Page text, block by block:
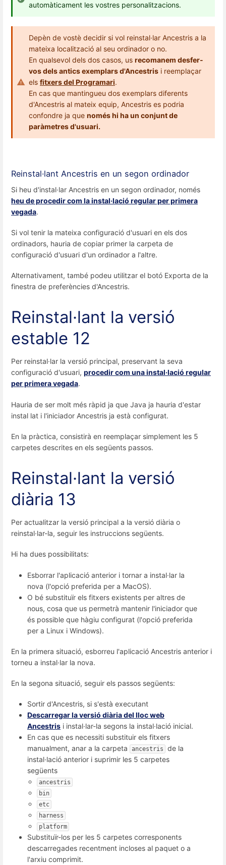
automàticament les vostres personalitzacions.
Depèn de vostè decidir si vol reinstal·lar Ancestris a la
mateixa localització al seu ordinador o no.
En qualsevol dels dos casos, us recomanem desfer-
vos dels antics exemplars d'Ancestris i reemplaçar
els fitxers del Programari.
En cas que mantingueu dos exemplars diferents
d'Ancestris al mateix equip, Ancestris es podria
confondre ja que només hi ha un conjunt de
paràmetres d'usuari.
Reinstal·lant Ancestris en un segon ordinador
Si heu d'instal·lar Ancestris en un segon ordinador, només
heu de procedir com la instal·lació regular per primera
vegada.
Si vol tenir la mateixa configuració d'usuari en els dos
ordinadors, hauria de copiar primer la carpeta de
configuració d'usuari d'un ordinador a l'altre.
Alternativament, també podeu utilitzar el botó Exporta de la
finestra de preferències d'Ancestris.
Reinstal·lant la versió
estable 12
Per reinstal·lar la versió principal, preservant la seva
configuració d'usuari, procedir com una instal·lació regular
per primera vegada.
Hauria de ser molt més ràpid ja que Java ja hauria d'estar
instal lat i l'iniciador Ancestris ja està configurat.
En la pràctica, consistirà en reemplaçar simplement les 5
carpetes descrites en els següents passos.
Reinstal·lant la versió
diària 13
Per actualitzar la versió principal a la versió diària o
reinstal·lar-la, seguir les instruccions següents.
Hi ha dues possibilitats:
Esborrar l'aplicació anterior i tornar a instal·lar la
nova (l'opció preferida per a MacOS).
O bé substituïr els fitxers existents per altres de
nous, cosa que us permetrà mantenir l'iniciador que
és possible que hàgiu configurat (l'opció preferida
per a Linux i Windows).
En la primera situació, esborreu l'aplicació Ancestris anterior i
torneu a instal·lar la nova.
En la segona situació, seguir els passos següents:
Sortir d'Ancestris, si s'està executant
Descarregar la versió diària del lloc web
Ancestris i instal·lar-la segons la instal·lació inicial.
En cas que es necessiti substituir els fitxers
manualment, anar a la carpeta
ancestris
de la
instal·lació anterior i suprimir les 5 carpetes
següents
ancestris
bin
etc
harness
platform
Substituïr-los per les 5 carpetes corresponents
descarregades recentment incloses al paquet o a
l'arxiu comprimit.